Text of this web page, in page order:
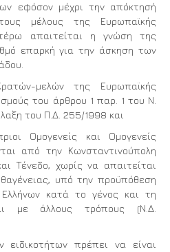
εφόσον μέχρι την απόκτησή
μέλους της Ευρωπαϊκής
απαιτείται η γνώση της
επαρκή για την άσκηση των
μελών της Ευρωπαϊκής
του άρθρου 1 παρ. 1 του Ν.
του Π.Δ. 255/1998 και
Ομογενείς και Ομογενείς
από την Κωνσταντινούπολη
Τένεδο, χωρίς να απαιτείται
υπό την προϋπόθεση
κατά το γένος και τη
με άλλους τρόπους (Ν.Δ.
πρέπει να είναι